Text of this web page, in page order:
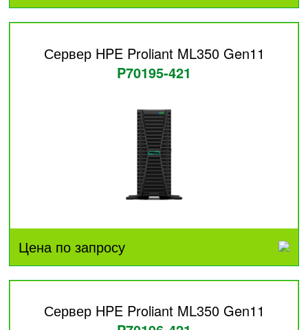
Сервер HPE Proliant ML350 Gen11
P70195-421
Цена по запросу
Сервер HPE Proliant ML350 Gen11